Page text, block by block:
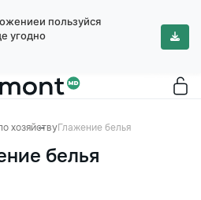
пользуйся
угодно
хозяйствуГлажение белья
белья